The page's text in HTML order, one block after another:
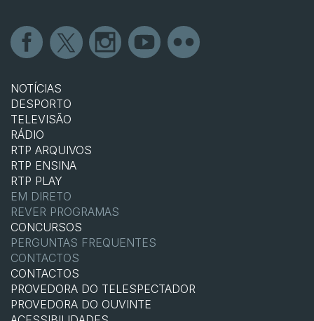
NOTÍCIAS
DESPORTO
TELEVISÃO
RÁDIO
RTP ARQUIVOS
RTP ENSINA
RTP PLAY
EM DIRETO
REVER PROGRAMAS
CONCURSOS
PERGUNTAS FREQUENTES
CONTACTOS
CONTACTOS
PROVEDORA DO TELESPECTADOR
PROVEDORA DO OUVINTE